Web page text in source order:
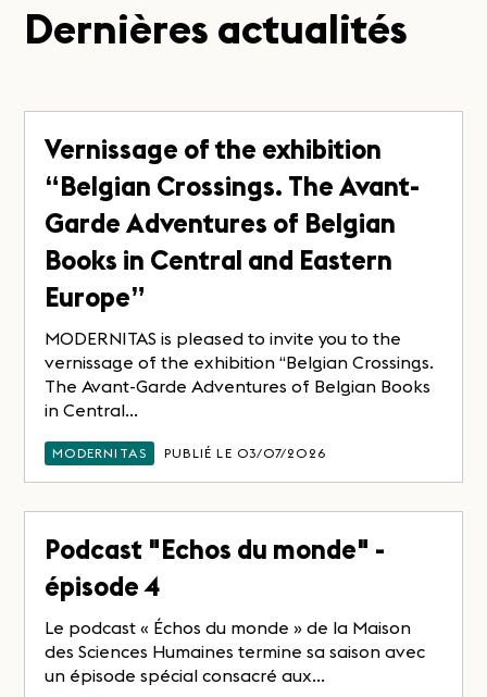
Dernières actualités
Vernissage of the exhibition
“Belgian Crossings. The Avant-
Garde Adventures of Belgian
Books in Central and Eastern
Europe”
MODERNITAS is pleased to invite you to the
vernissage of the exhibition “Belgian Crossings.
The Avant-Garde Adventures of Belgian Books
in Central...
MODERNITAS PUBLIÉ LE 03/07/2026
Podcast "Echos du monde" -
épisode 4
Le podcast « Échos du monde » de la Maison
des Sciences Humaines termine sa saison avec
un épisode spécial consacré aux...